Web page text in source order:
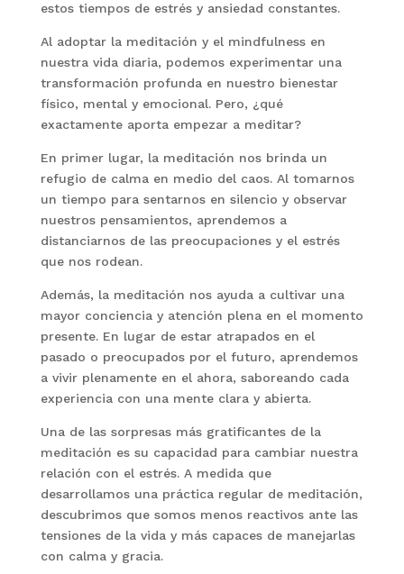
estos tiempos de estrés y ansiedad constantes.
Al adoptar la meditación y el mindfulness en
nuestra vida diaria, podemos experimentar una
transformación profunda en nuestro bienestar
físico, mental y emocional. Pero, ¿qué
exactamente aporta empezar a meditar?
En primer lugar, la meditación nos brinda un
refugio de calma en medio del caos. Al tomarnos
un tiempo para sentarnos en silencio y observar
nuestros pensamientos, aprendemos a
distanciarnos de las preocupaciones y el estrés
que nos rodean.
Además, la meditación nos ayuda a cultivar una
mayor conciencia y atención plena en el momento
presente. En lugar de estar atrapados en el
pasado o preocupados por el futuro, aprendemos
a vivir plenamente en el ahora, saboreando cada
experiencia con una mente clara y abierta.
Una de las sorpresas más gratificantes de la
meditación es su capacidad para cambiar nuestra
relación con el estrés. A medida que
desarrollamos una práctica regular de meditación,
descubrimos que somos menos reactivos ante las
tensiones de la vida y más capaces de manejarlas
con calma y gracia.